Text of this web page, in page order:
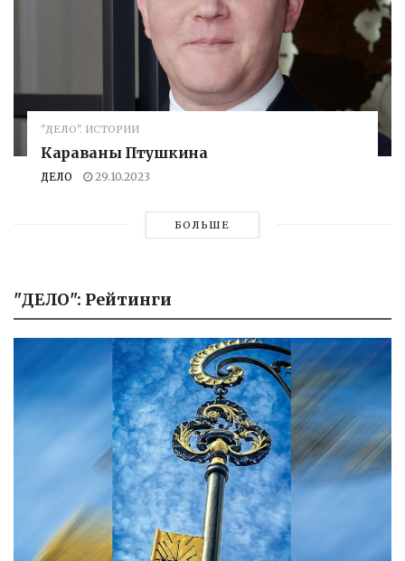
"ДЕЛО". ИСТОРИИ
Караваны Птушкина
ДЕЛО 29.10.2023
БОЛЬШЕ
"ДЕЛО": Рейтинги